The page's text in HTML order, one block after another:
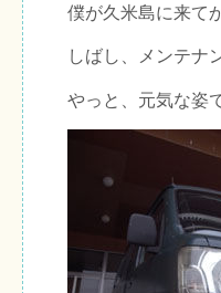
僕が久米島に来て
しばし、メンテナ
やっと、元気な姿